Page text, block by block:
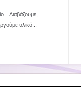
Διαβάζουμε,
υλικό...